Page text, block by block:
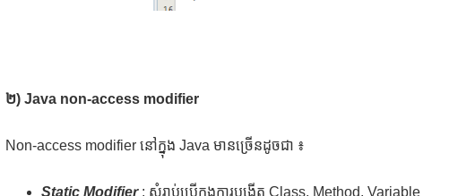
២) Java non-access modifier
Non-access modifier នៅក្នុង Java មានច្រើនដូចជា ៖
Static Modifier : សំរាប់ប្រើក្នុងការបង្កើត Class, Method, Variable